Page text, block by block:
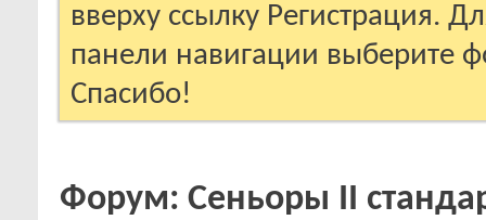
вверху ссылку Регистрация.
панели навигации выберите
Спасибо!
Форум: Сеньоры II